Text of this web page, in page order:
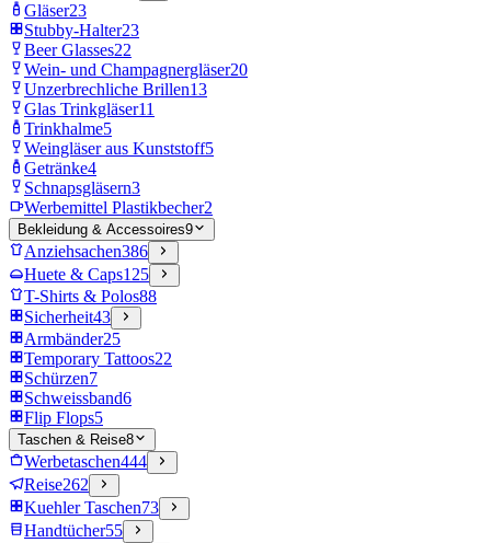
Gläser23
Stubby-Halter23
Beer Glasses22
Wein- und Champagnergläser20
Unzerbrechliche Brillen13
Glas Trinkgläser11
Trinkhalme5
Weingläser aus Kunststoff5
Getränke4
Schnapsgläsern3
Werbemittel Plastikbecher2
Bekleidung & Accessoires9
Anziehsachen386
Huete & Caps125
T-Shirts & Polos88
Sicherheit43
Armbänder25
Temporary Tattoos22
Schürzen7
Schweissband6
Flip Flops5
Taschen & Reise8
Werbetaschen444
Reise262
Kuehler Taschen73
Handtücher55